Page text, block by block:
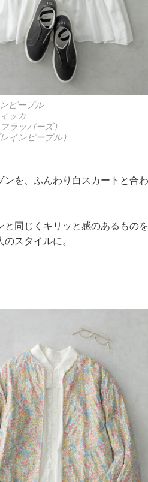
ピープル
ッカ
ラッパーズ）
インピープル）
を、ふんわり白スカートと合
同じくキリッと感のあるもの
スタイルに。